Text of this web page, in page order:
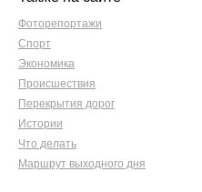
Фоторепортажи
Спорт
Экономика
Происшествия
Перекрытия дорог
Истории
Что делать
Маршрут выходного дня